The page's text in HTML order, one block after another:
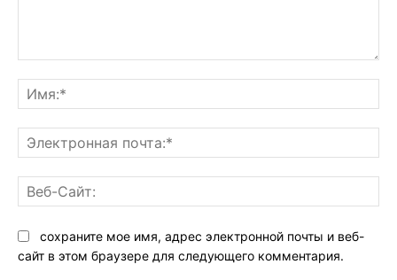
сохраните мое имя, адрес электронной почты и веб-
сайт в этом браузере для следующего комментария.